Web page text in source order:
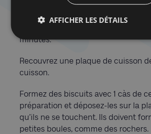
Laissez la noix de coco se
minutes.
Recouvrez une plaque de cuisson
cuisson.
Formez des biscuits avec 1 càs de
préparation et déposez-les sur la
qu’ils ne se touchent. Ils doivent
petites boules, comme des rochers.
AFFICHER LES DÉTAILS